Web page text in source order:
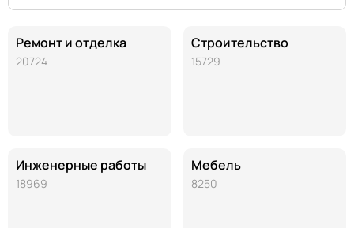
Ремонт и отделка
20724
Инженерные работы
18969
Строительство
15729
Мебель
8250